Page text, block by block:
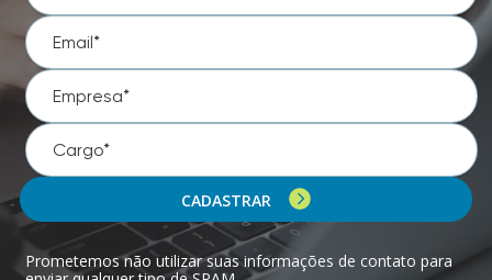
CADASTRAR
Prometemos não utilizar suas informações de contato para